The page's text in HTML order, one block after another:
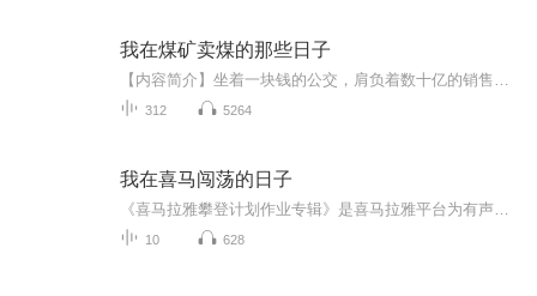
我在煤矿卖煤的那些日子
312 5264
我在喜马闯荡的日子
10 628